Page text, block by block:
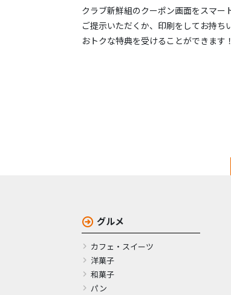
クラブ新鮮組のクーポン画面をスマー
ご提示いただくか、印刷をしてお持ち
おトクな特典を受けることができます！
グルメ
カフェ・スイーツ
洋菓子
和菓子
パン